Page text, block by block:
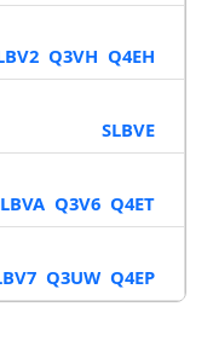
Q3VH Q4EH
SLBVE
Q3V6 Q4ET
Q3UW Q4EP